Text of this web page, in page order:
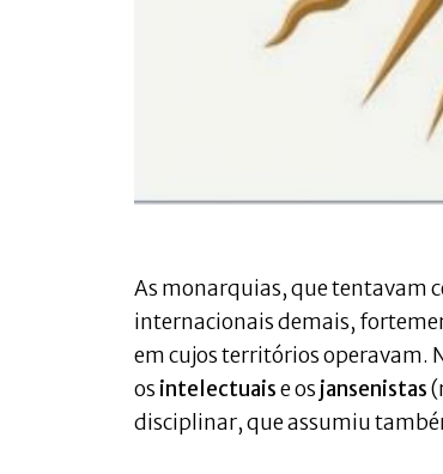
As monarquias, que tentavam
internacionais demais,
em cujos territórios operavam.
os intelectuaise os jansenistas
disciplinar, que assumiu